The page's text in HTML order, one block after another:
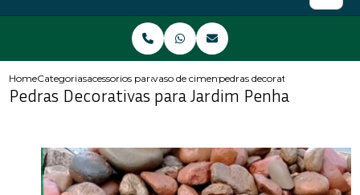
HomeCategoriasacessorios para jardinsvaso de cimento para jardim
pedras decorativas para
Pedras Decorativas para Jardim Penha